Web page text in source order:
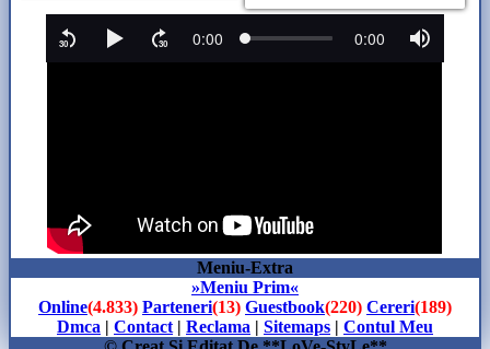
Meniu-Extra
»Meniu Prim«
Online(4.833) Parteneri(13) Guestbook(220) Cereri(189)
Dmca | Contact | Reclama | Sitemaps | Contul Meu